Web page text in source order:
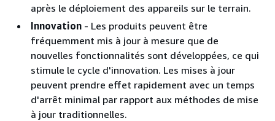
après le déploiement des appareils sur le terrain.
Innovation - Les produits peuvent être
fréquemment mis à jour à mesure que de
nouvelles fonctionnalités sont développées, ce qui
stimule le cycle d'innovation. Les mises à jour
peuvent prendre effet rapidement avec un temps
d'arrêt minimal par rapport aux méthodes de mise
à jour traditionnelles.